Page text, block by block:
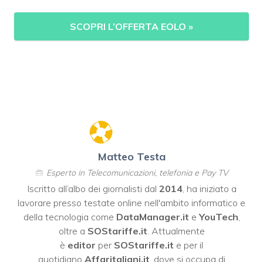
SCOPRI L’OFFERTA EOLO »
Matteo Testa
Esperto in Telecomunicazioni, telefonia e Pay TV
Iscritto all’albo dei giornalisti dal 2014, ha iniziato a
lavorare presso testate online nell'ambito informatico e
della tecnologia come DataManager.it eYouTech
oltre a SOStariffe.it . Attualmente
è editor per SOStariffe.it e per il
quotidiano Affaritaliani.it , dove si occupa di